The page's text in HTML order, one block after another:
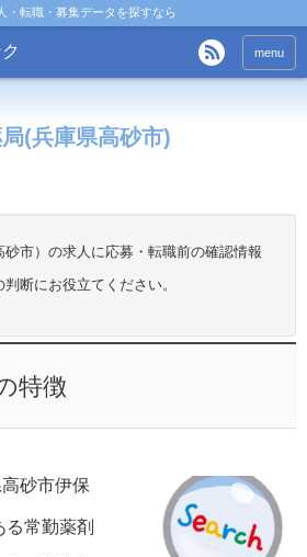
・転職・募集データを探すなら
menu
(兵庫県高砂市)
市）の求人に応募・転職前の確認情報
断にお役立てください。
特徴
砂市伊保
る常勤薬剤